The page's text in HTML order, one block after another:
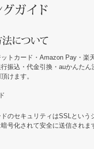
トカード・Amazon Pay・楽
振込・代金引換・auかんた
けます。
のセキュリティはSSLという
号化されて安全に送信されま